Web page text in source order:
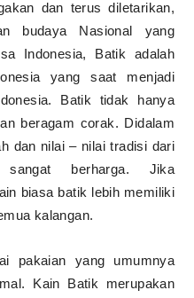
dan terus diletarikan,
budaya Nasional yang
Indonesia, Batik adalah
yang saat menjadi
Batik tidak hanya
beragam corak. Didalam
dan nilai – nilai tradisi dari
berharga. Jika
biasa batik lebih memiliki
kalangan.
pakaian yang umumnya
Kain Batik merupakan